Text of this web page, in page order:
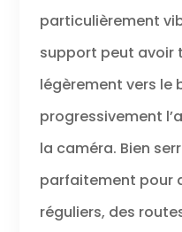
particulièrement
support peut avoir
légèrement vers le
progressivement
la caméra. Bien
parfaitement pour
réguliers, des